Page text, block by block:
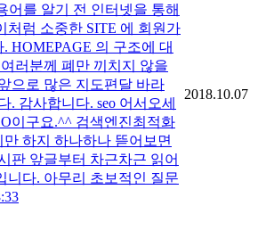
어를 알기 전 인터넷을 통해
처럼 소중한 SITE 에 회원가
HOMEPAGE 의 구조에 대
러분께 폐만 끼치지 않을
으로 많은 지도편달 바라
. 감사합니다. seo 어서오세
이구요.^^ 검색엔진최적화
하지 하나하나 뜯어보면
판 앞글부터 차근차근 읽어
니다. 아무리 초보적인 질문
2018.10.07